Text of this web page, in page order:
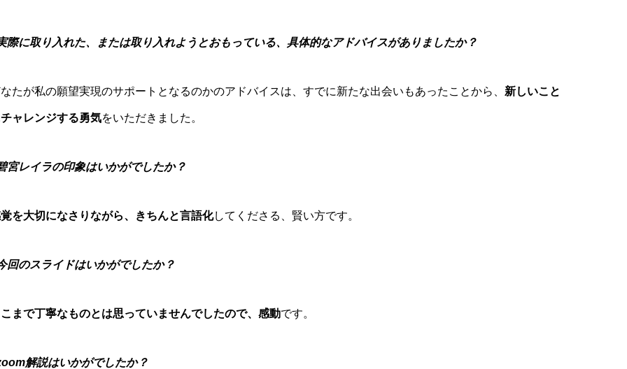
際に取り入れた、または取り入れようとおもっている、具体的なアドバイスがありましたか？
たが私の願望実現のサポートとなるのかのアドバイスは、すでに新たな出会いもあったことから、 新しいこと
ャレンジする勇気をいただきました。
宮レイラの印象はいかがでしたか？
を大切になさりながら、きちんと言語化してくださる、賢い方です。
回のスライドはいかがでしたか？
まで丁寧なものとは思っていませんでしたので、感動です。
解説はいかがでしたか？